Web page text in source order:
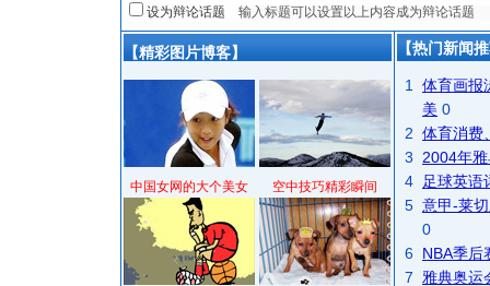
设为辩论话题
【精彩图片博客】
中国女网的大个美女 空中技巧精彩瞬间
【热门新闻
1
体育画报
美 0
2 体育消费
3
2004年
4
足球英语
5 意甲-莱
0
6 NBA季后
7
雅典奥运